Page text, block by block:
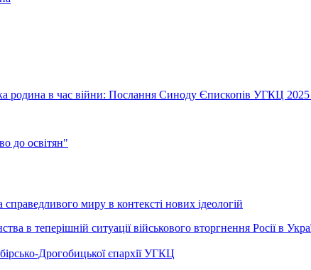
родина в час війни: Послання Синоду Єпископів УГКЦ
до освітян"
миру в контексті нових ідеологій
в теперішній ситуації військового вторгнення Росії в
Дрогобицької єпархії УГКЦ